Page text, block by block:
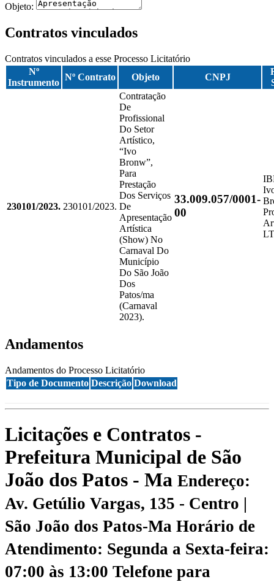
Objeto:
Contratos vinculados
Contratos vinculados a esse Processo Licitatório
Nº
Instrumento
Nº Contrato Objeto CNPJ
230101/2023. 230101/2023.
Contratação
De
Profissional
Do Setor
Artístico,
“Ivo
Bronw”,
Para
Prestação
Dos Serviços
De
Apresentação
Artística
(Show) No
Carnaval Do
Município
Do São João
Dos
Patos/ma
(Carnaval
2023).
33.009.057/0001-
00
Andamentos
Andamentos do Processo Licitatório
Tipo de Documento Descrição Download
Licitações e Contratos -
Prefeitura Municipal de São
João dos Patos - Ma Endereço:
Av. Getúlio Vargas, 135 - Centro |
São João dos Patos-Ma Horário de
Atendimento: Segunda a Sexta-feira:
07:00 às 13:00 Telefone para